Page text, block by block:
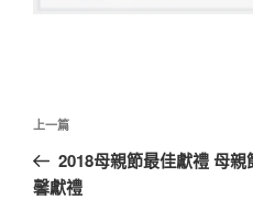
文
導
覽
上
一
篇
上一篇
2018母親節最佳獻禮 母
馨獻禮